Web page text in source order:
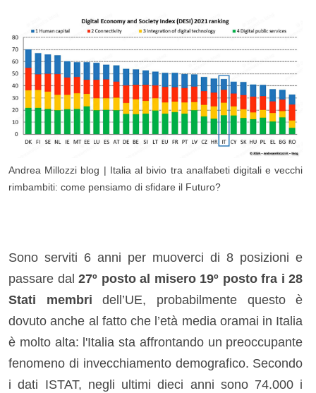
Andrea Millozzi blog | Italia al bivio tra analfabeti digitali e vecchi
rimbambiti: come pensiamo di sfidare il Futuro?
Sono serviti 6 anni per muoverci di 8 posizioni e
passare dal27º posto al misero 19º posto fra i 28
Stati membri dell’UE, probabilmente questo è
dovuto anche al fatto che l’età media oramai in Italia
è molto alta: l'Italia sta affrontando un preoccupante
fenomeno di invecchiamento demografico. Secondo
i dati ISTAT, negli ultimi dieci anni sono 74.000 i